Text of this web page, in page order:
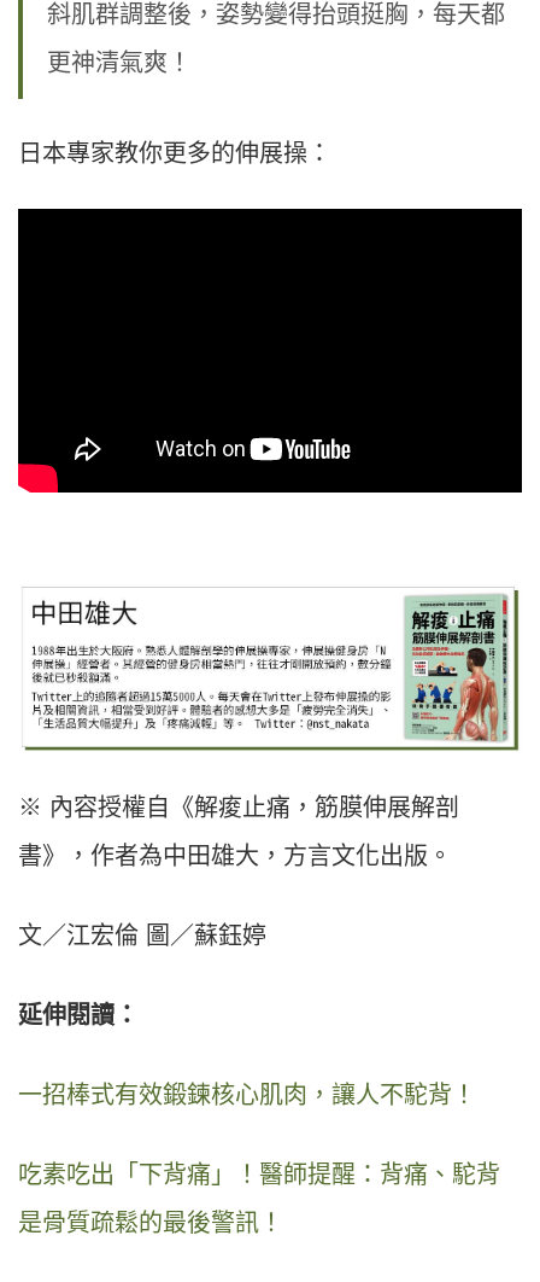
斜肌群調整後，姿勢變得抬頭挺胸，每天都
更神清氣爽！
日本專家教你更多的伸展操：
※ 內容授權自《解痠止痛，筋膜伸展解剖
書》，作者為中田雄大，方言文化出版。
文／江宏倫 圖／蘇鈺婷
延伸閱讀：
一招棒式有效鍛鍊核心肌肉，讓人不駝背！
吃素吃出「下背痛」！醫師提醒：背痛、駝背
是骨質疏鬆的最後警訊！